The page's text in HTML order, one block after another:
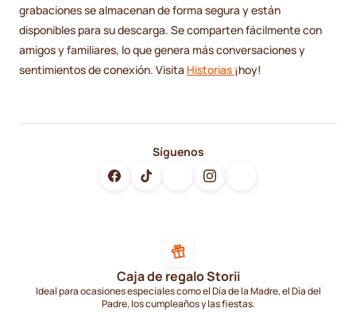
grabaciones se almacenan de forma segura y están
disponibles para su descarga. Se comparten fácilmente con
amigos y familiares, lo que genera más conversaciones y
sentimientos de conexión. Visita Historias ¡hoy!
Síguenos
Caja de regalo Storii
Ideal para ocasiones especiales como el Día de la Madre, el Día del
Padre, los cumpleaños y las fiestas.